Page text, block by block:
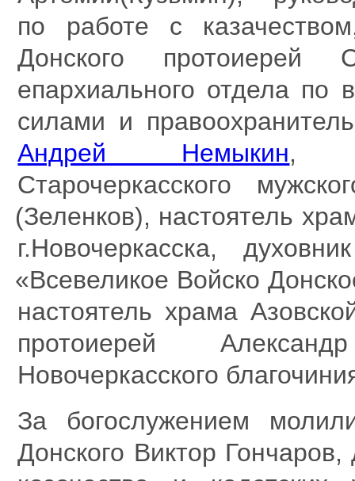
по работе с
Донского протоиерей
епархиального отдела по
силами и
Андрей Немыкин,
Старочеркасского
(Зеленков), настоятель
г.Новочеркасска,
«Всевеликое Войско
настоятель храма
протоиерей
Новочеркасского
За богослужением
Донского Виктор